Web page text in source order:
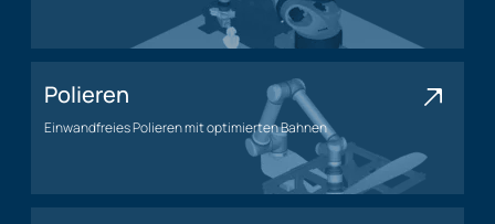
Bearbeitungsanwendung
Polieren
Einwandfreies Polieren mit optimierten Bahnen